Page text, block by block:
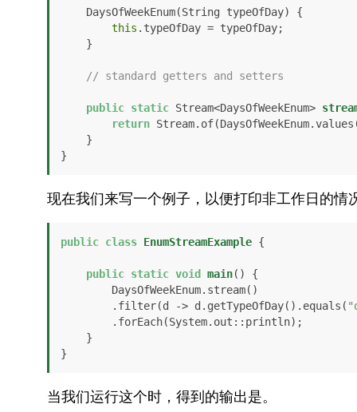
this .typeOfDay = typeOfDay;
// standard getters and setters
public static Stream<DaysOfWeekEnum>
return
}
现在我们来写一个例子，以便打印非工作日的情
public class EnumStreamExample {
public static void main()
{
        .filter(d -> d.getTypeOfDay().equals(
}
当我们运行这个时，得到的输出是。